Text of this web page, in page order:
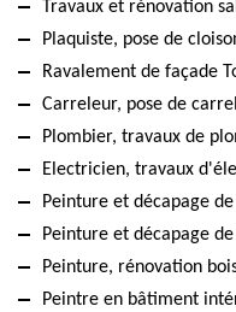
Travaux et rénovation
Plaquiste, pose de
Ravalement de façade
Carreleur, pose de
Plombier, travaux de
Electricien, travaux
Peinture et décapage
Peinture et décapage
Peinture, rénovation
Peintre en bâtiment